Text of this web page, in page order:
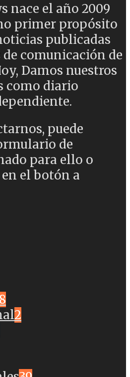
nace el año 2009
primer propósito
publicadas
comunicación de
Damos nuestros
como diario
puede
de
para ello o
el botón a
2